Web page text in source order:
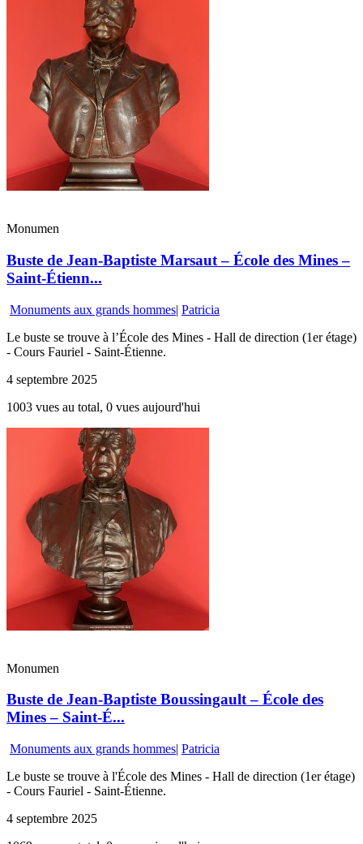
Monumen
Buste de Jean-Baptiste Marsaut – École des Mines –
Saint-Étienn...
Monuments aux grands hommes| Patricia
Le buste se trouve à l’École des Mines - Hall de direction (1er étage)
- Cours Fauriel - Saint-Étienne.
4 septembre 2025
1003 vues au total, 0 vues aujourd'hui
Monumen
Buste de Jean-Baptiste Boussingault – École des
Mines – Saint-É...
Monuments aux grands hommes| Patricia
Le buste se trouve à l'École des Mines - Hall de direction (1er étage)
- Cours Fauriel - Saint-Étienne.
4 septembre 2025